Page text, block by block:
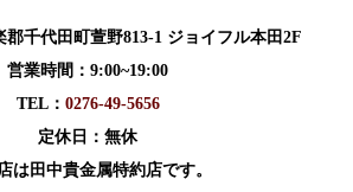
千代田町萱野813-1 ジョイフル本田2F
営業時間：9:00~19:00
TEL： 0276-49-5656
定休日：無休
は田中貴金属特約店です。